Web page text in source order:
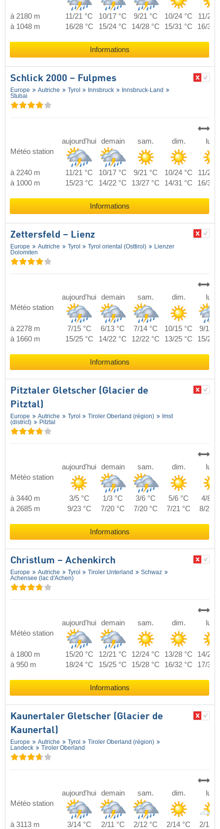
à 2180 m 11/21 °C 10/17 °C 9/21 °C 10/24 °C
11/25
à 1048 m
16/28 °C 15/24 °C 14/28 °C 15/31 °C 16/32
Informations
Schlick 2000 – Fulpmes
Europe Autriche Tyrol Innsbruck
Innsbruck-Land
Stubai
Météo station
aujourd'hui demain sam. dim. lun.
à 2240 m 11/21 °C 10/17 °C 9/21 °C 10/24 °C
11/25
à 1000 m
15/23 °C 14/22 °C 13/27 °C 14/31 °C 16/31
Informations
Zettersfeld – Lienz
Europe Autriche Tyrol Tyrol oriental (Osttirol)
Lienzer
Dolomiten
Météo station
aujourd'hui demain sam. dim. lun.
à 2278 m 7/15 °C 6/13 °C 7/14 °C 10/15 °C
9/15
à 1660 m
15/25 °C 14/22 °C 12/22 °C 13/25 °C 15/25
Informations
Pitztaler Gletscher (Glacier de
Pitztal)
Europe Autriche Tyrol Tiroler Oberland (région)
Imst
(district)
Pitztal
Météo station
aujourd'hui demain sam. dim. lun.
à 3440 m 3/5 °C 1/3 °C 3/6 °C 5/6 °C
4/8
à 2685 m
9/23 °C 7/20 °C 7/20 °C 7/21 °C 8/22
Informations
Christlum – Achenkirch
Europe Autriche Tyrol Tiroler Unterland
Schwaz
Achensee (lac d'Achen)
Météo station
aujourd'hui demain sam. dim. lun.
à 1800 m 15/20 °C 12/21 °C 12/24 °C 13/28 °C
14/28
à 950 m
18/24 °C 15/25 °C 15/28 °C 16/32 °C 17/32
Informations
Kaunertaler Gletscher (Glacier de
Kaunertal)
Europe Autriche Tyrol
Tiroler Oberland (région)
Landeck
Tiroler Oberland
Météo station
aujourd'hui demain sam. dim. lun.
à 3113 m 3/14 °C 2/11 °C 2/12 °C 2/14 °C
2/15